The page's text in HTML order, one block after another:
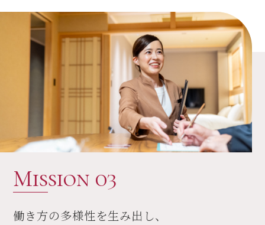
Mission 03
働き方の多様性を生み出し、